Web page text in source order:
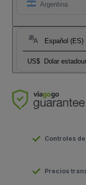
Argentina
Español (ES)
US$ Dolar
Controles
Precios